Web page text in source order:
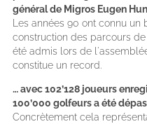
général de Migros Eugen
Les années 90 ont connu un
construction des parcours
été admis lors de
constitue un record.
… avec 102’128 joueurs
100’000 golfeurs a été
Concrètement cela